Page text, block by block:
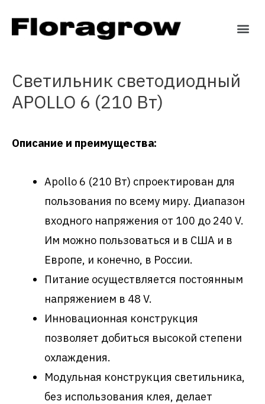
Светильник светодиодный
APOLLO 6 (210 Вт)
Описание и преимущества:
Apollo 6 (210 Вт) спроектирован для
пользования по всему миру. Диапазон
входного напряжения от 100 до 240 V.
Им можно пользоваться и в США и в
Европе, и конечно, в России.
Питание осуществляется постоянным
напряжением в 48 V.
Инновационная конструкция
позволяет добиться высокой степени
охлаждения.
Модульная конструкция светильника,
без использования клея, делает